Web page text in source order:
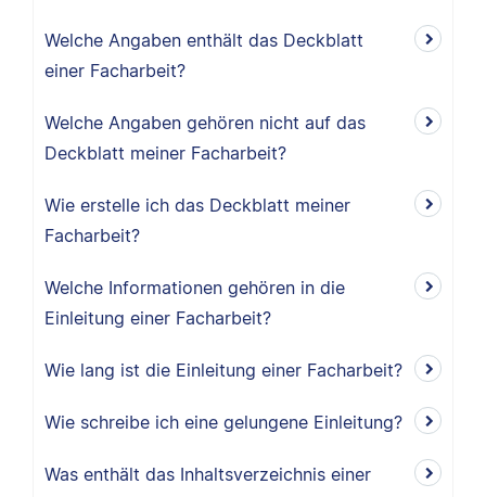
Welche Angaben enthält das Deckblatt
einer Facharbeit?
Welche Angaben gehören nicht auf das
Deckblatt meiner Facharbeit?
Wie erstelle ich das Deckblatt meiner
Facharbeit?
Welche Informationen gehören in die
Einleitung einer Facharbeit?
Wie lang ist die Einleitung einer Facharbeit?
Wie schreibe ich eine gelungene Einleitung?
Was enthält das Inhaltsverzeichnis einer